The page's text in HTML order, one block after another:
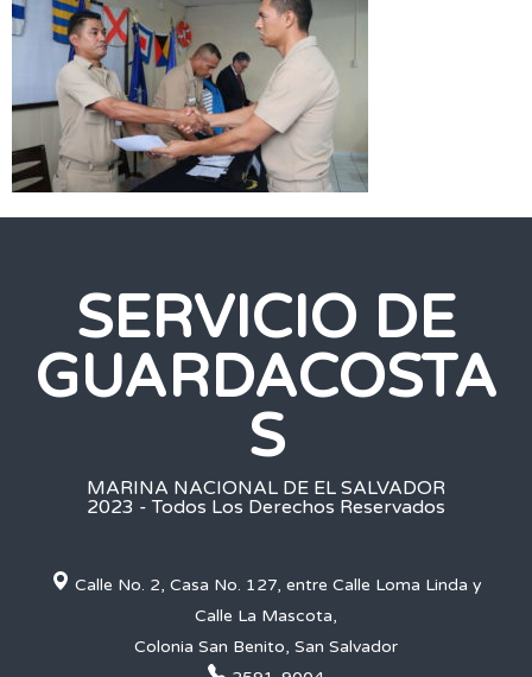
SERVICIO DE
GUARDACOSTA
S
MARINA NACIONAL DE EL SALVADOR
2023 - Todos Los Derechos Reservados
Calle No. 2, Casa No. 127, entre Calle Loma Linda y
Calle La Mascota,
Colonia San Benito, San Salvador